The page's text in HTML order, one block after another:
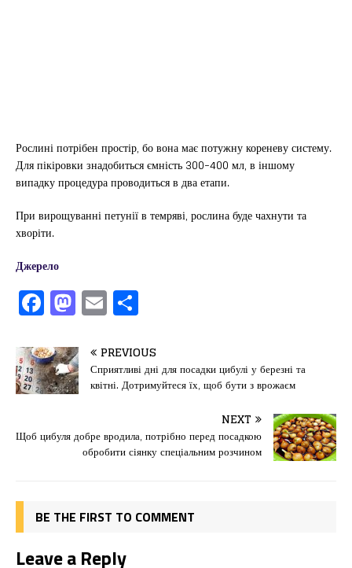
Рослині потрібен простір, бо вона має потужну кореневу систему.
Для пікіровки знадобиться ємність 300-400 мл, в іншому
випадку процедура проводиться в два етапи.
При вирощуванні петунії в темряві, рослина буде чахнути та
хворіти.
Джерело
F
a
c
e
b
o
o
M
a
st
o
d
o
n
E
m
ai
l
іл
и
т
ис
я
PREVIOUS
Сприятливі дні для посадки цибулі у березні та
квітні. Дотримуйтеся їх, щоб бути з врожаєм
NEXT
Щоб цибуля добре вродила, потрібно перед посадкою
обробити сіянку спеціальним розчином
BE THE FIRST TO COMMENT
Leave a Reply